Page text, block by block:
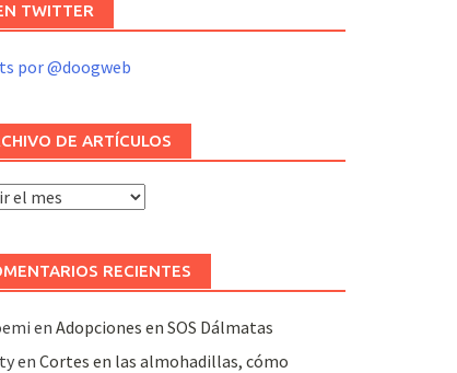
TWITTER
por @doogweb
DE ARTÍCULOS
RECIENTES
en Adopciones en SOS Dálmatas
en Cortes en las almohadillas, cómo